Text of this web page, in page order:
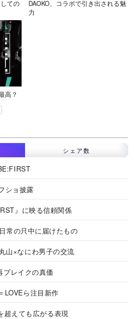
ての
DAOKO、コラボで引き出される魅
力
高？
シェア数
ショ披露
』に映る信頼関係
常の只中に届けたもの
山×なにわ男子の交流
レイクの真価
LOVEら注目新作
超えても広がる表現